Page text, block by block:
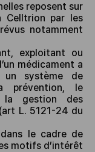
reposent sur
Celltrion par les
notamment
exploitant ou
médicament a
un système de
prévention, le
la gestion des
L. 5121-24 du
le cadre de
motifs d’intérêt